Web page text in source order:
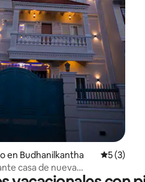
en Budhanilkantha
5 (3)
casa de nueva
en el corazón de KTM